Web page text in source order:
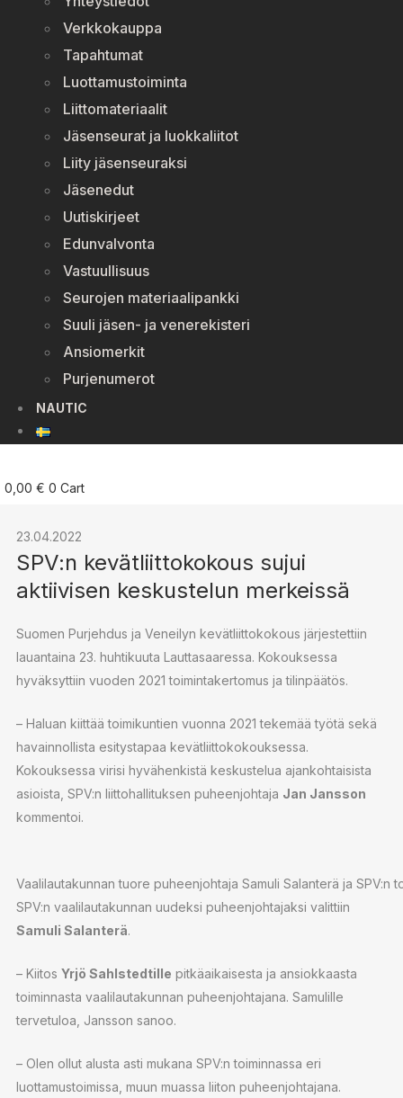
Verkkokauppa
Tapahtumat
Luottamustoiminta
Liittomateriaalit
Jäsenseurat ja luokkaliitot
Liity jäsenseuraksi
Jäsenedut
Uutiskirjeet
Edunvalvonta
Vastuullisuus
Seurojen materiaalipankki
Suuli jäsen- ja venerekisteri
Ansiomerkit
Purjenumerot
NAUTIC
0,00 € 0 Cart
23.04.2022
SPV:n kevätliittokokous sujui
aktiivisen keskustelun merkeissä
Suomen Purjehdus ja Veneilyn kevätliittokokous järjestettiin
lauantaina 23. huhtikuuta Lauttasaaressa. Kokouksessa
hyväksyttiin vuoden 2021 toimintakertomus ja tilinpäätös.
– Haluan kiittää toimikuntien vuonna 2021 tekemää työtä sekä
havainnollista esitystapaa kevätliittokokouksessa.
Kokouksessa virisi hyvähenkistä keskustelua ajankohtaisista
asioista, SPV:n liittohallituksen puheenjohtaja Jan Jansson
kommentoi.
Vaalilautakunnan tuore puheenjohtaja Samuli Salanterä ja
SPV:n vaalilautakunnan uudeksi puheenjohtajaksi valittiin
Samuli Salanterä.
– Kiitos Yrjö Sahlstedtille pitkäaikaisesta ja ansiokkaasta
toiminnasta vaalilautakunnan puheenjohtajana. Samulille
tervetuloa, Jansson sanoo.
– Olen ollut alusta asti mukana SPV:n toiminnassa eri
luottamustoimissa, muun muassa liiton puheenjohtajana.